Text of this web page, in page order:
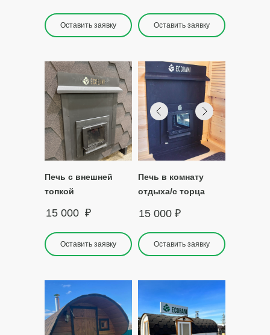
Печь с внешней
топкой
Печь в комнату
отдыха/с торца
15 000 ₽ 15 000 ₽
Оставить заявку Оставить заявку
Оставить заявку Оставить заявку